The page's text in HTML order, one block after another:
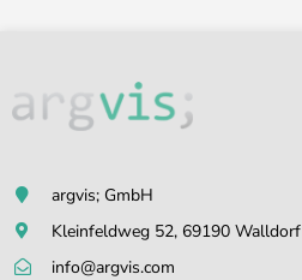
argvis; GmbH
Kleinfeldweg 52, 69190 Walldorf
info@argvis.com